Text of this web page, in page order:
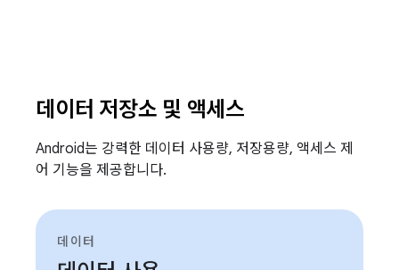
데이터 저장소 및 액세스
Android는 강력한 데이터 사용량, 저장용량, 액세스 제
어 기능을 제공합니다.
데이터